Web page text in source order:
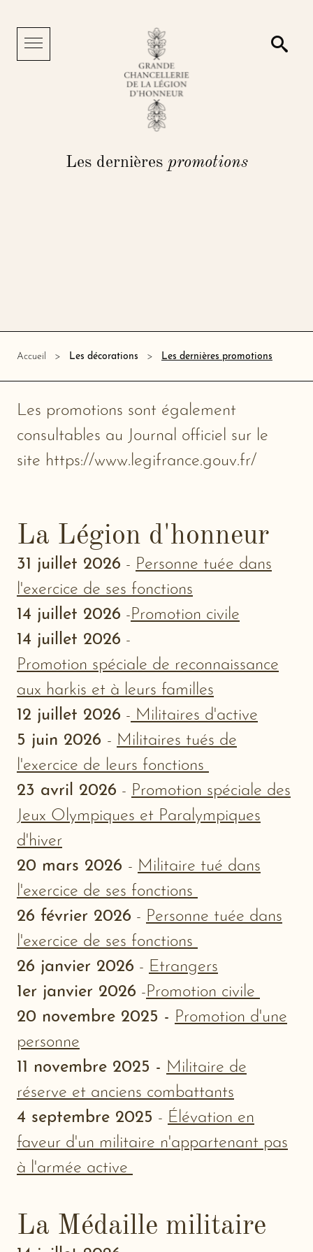
Menu
Les dernières promotions
Accueil Les décorations Les dernières promotions
Les promotions sont également
consultables au Journal officiel sur le
site https://www.legifrance.gouv.fr/
La Légion d'honneur
31 juillet 2026 - Personne tuée dans
l'exercice de ses fonctions
14 juillet 2026 -Promotion civile
14 juillet 2026 -
Promotion spéciale de reconnaissance
aux harkis et à leurs familles
12 juillet 2026 - Militaires d'active
5 juin 2026 - Militaires tués de
l'exercice de leurs fonctions
23 avril 2026 - Promotion spéciale des
Jeux Olympiques et Paralympiques
d'hiver
20 mars 2026 - Militaire tué dans
l'exercice de ses fonctions
26 février 2026 - Personne tuée dans
l'exercice de ses fonctions
26 janvier 2026 - Etrangers
1er janvier 2026 -Promotion civile
20 novembre 2025 - Promotion d'une
personne
11 novembre 2025 - Militaire de
réserve et anciens combattants
4 septembre 2025 - Élévation en
faveur d'un militaire n'appartenant pas
à l'armée active
La Médaille militaire